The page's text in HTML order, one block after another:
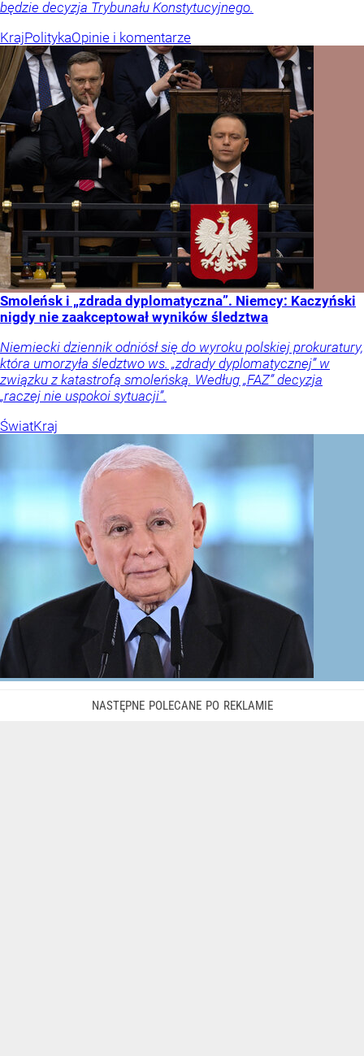
będzie decyzja Trybunału Konstytucyjnego.
KrajPolitykaOpinie i komentarze
Smoleńsk i „zdrada dyplomatyczna”. Niemcy: Kaczyński
nigdy nie zaakceptował wyników śledztwa
Niemiecki dziennik odniósł się do wyroku polskiej prokuratury,
która umorzyła śledztwo ws. „zdrady dyplomatycznej” w
związku z katastrofą smoleńską. Według „FAZ” decyzja
„raczej nie uspokoi sytuacji”.
ŚwiatKraj